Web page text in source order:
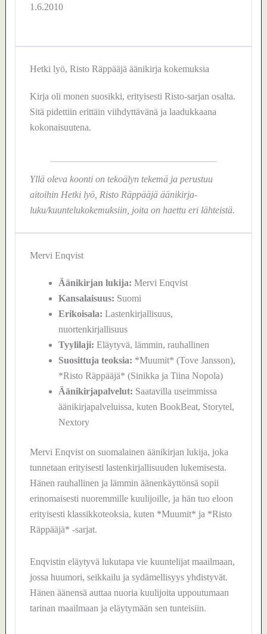
1.6.2010
Hetki lyö, Risto Räppääjä äänikirja kokemuksia
Kirja oli monen suosikki, erityisesti Risto-sarjan osalta.
Sitä pidettiin erittäin viihdyttävänä ja laadukkaana
kokonaisuutena.
Yllä oleva koonti on tekoälyn tekemä ja perustuu
aitoihin Hetki lyö, Risto Räppääjä äänikirja-
luku/kuuntelukokemuksiin, joita on haettu eri lähteistä.
Mervi Enqvist
Äänikirjan lukija: Mervi Enqvist
Kansalaisuus: Suomi
Erikoisala: Lastenkirjallisuus,
nuortenkirjallisuus
Tyylilaji: Eläytyvä, lämmin, rauhallinen
Suosittuja teoksia: *Muumit* (Tove Jansson),
*Risto Räppääjä* (Sinikka ja Tiina Nopola)
Äänikirjapalvelut: Saatavilla useimmissa
äänikirjapalveluissa, kuten BookBeat, Storytel,
Nextory
Mervi Enqvist on suomalainen äänikirjan lukija, joka
tunnetaan erityisesti lastenkirjallisuuden lukemisesta.
Hänen rauhallinen ja lämmin äänenkäyttönsä sopii
erinomaisesti nuoremmille kuulijoille, ja hän tuo eloon
erityisesti klassikkoteoksia, kuten *Muumit* ja *Risto
Räppääjä* -sarjat.
Enqvistin eläytyvä lukutapa vie kuuntelijat maailmaan,
jossa huumori, seikkailu ja sydämellisyys yhdistyvät.
Hänen äänensä auttaa nuoria kuulijoita uppoutumaan
tarinan maailmaan ja eläytymään sen tunteisiin.